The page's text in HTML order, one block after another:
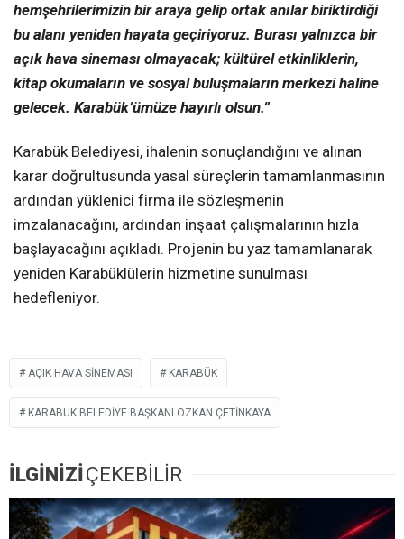
hemşehrilerimizin bir araya gelip ortak anılar biriktirdiği
bu alanı yeniden hayata geçiriyoruz. Burası yalnızca bir
açık hava sineması olmayacak; kültürel etkinliklerin,
kitap okumaların ve sosyal buluşmaların merkezi haline
gelecek. Karabük’ümüze hayırlı olsun.”
Karabük Belediyesi, ihalenin sonuçlandığını ve alınan
karar doğrultusunda yasal süreçlerin tamamlanmasının
ardından yüklenici firma ile sözleşmenin
imzalanacağını, ardından inşaat çalışmalarının hızla
başlayacağını açıkladı. Projenin bu yaz tamamlanarak
yeniden Karabüklülerin hizmetine sunulması
hedefleniyor.
AÇIK HAVA SINEMASI KARABÜK
KARABÜK BELEDIYE BAŞKANI ÖZKAN ÇETINKAYA
İLGİNİZİÇEKEBİLİR